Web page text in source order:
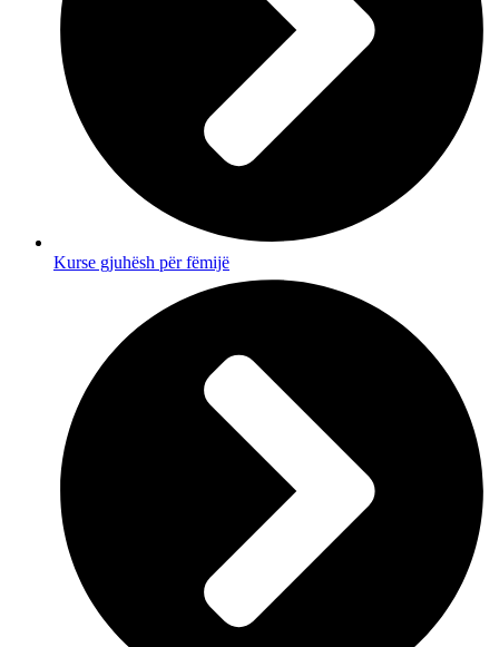
Kurse gjuhësh për fëmijë